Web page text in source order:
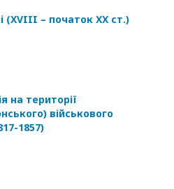
(XVIII – початок ХХ ст.)
на території
військового
1857)